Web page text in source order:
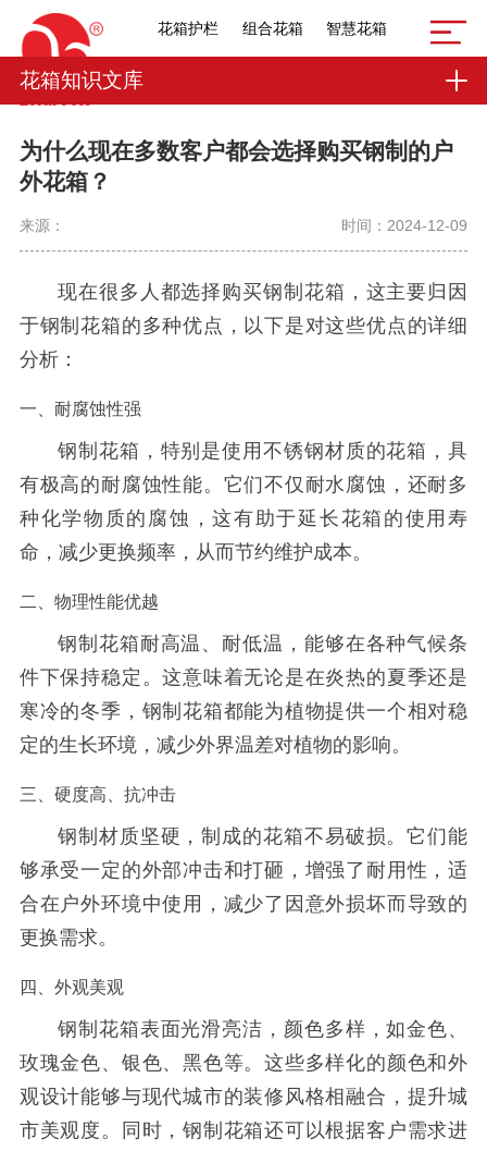
花箱护栏 组合花箱 智慧花箱
花箱知识文库
为什么现在多数客户都会选择购买钢制的户
外花箱？
来源： 时间：2024-12-09
现在很多人都选择购买钢制花箱，这主要归因
于钢制花箱的多种优点，以下是对这些优点的详细
分析：
一、耐腐蚀性强
钢制花箱，特别是使用不锈钢材质的花箱，具
有极高的耐腐蚀性能。它们不仅耐水腐蚀，还耐多
种化学物质的腐蚀，这有助于延长花箱的使用寿
命，减少更换频率，从而节约维护成本。
二、物理性能优越
钢制花箱耐高温、耐低温，能够在各种气候条
件下保持稳定。这意味着无论是在炎热的夏季还是
寒冷的冬季，钢制花箱都能为植物提供一个相对稳
定的生长环境，减少外界温差对植物的影响。
三、硬度高、抗冲击
钢制材质坚硬，制成的花箱不易破损。它们能
够承受一定的外部冲击和打砸，增强了耐用性，适
合在户外环境中使用，减少了因意外损坏而导致的
更换需求。
四、外观美观
钢制花箱表面光滑亮洁，颜色多样，如金色、
玫瑰金色、银色、黑色等。这些多样化的颜色和外
观设计能够与现代城市的装修风格相融合，提升城
市美观度。同时，钢制花箱还可以根据客户需求进